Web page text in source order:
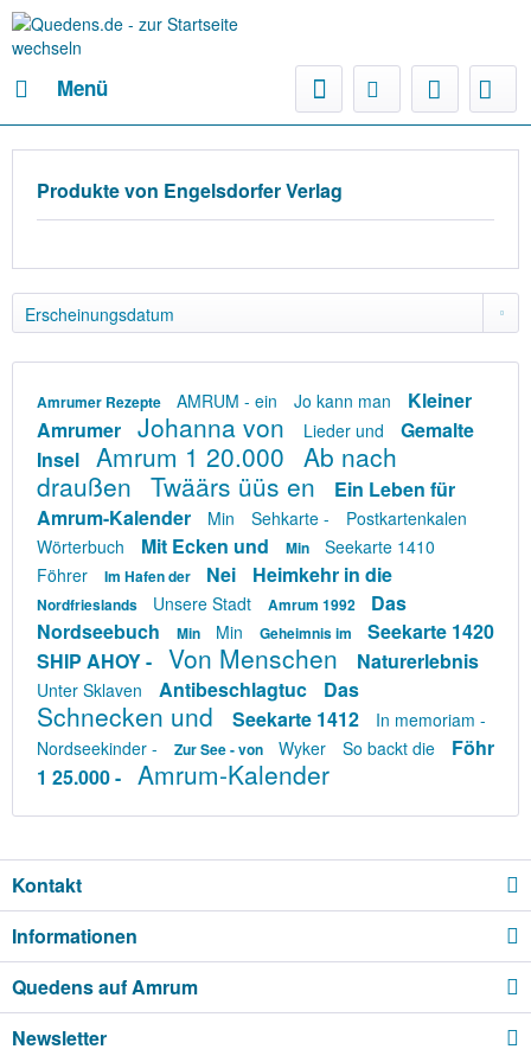
Menü
Produkte von Engelsdorfer Verlag
Amrumer Rezepte AMRUM - ein Jo kann man
Kleiner
Amrumer
Johanna von Lieder und
Gemalte
Insel
Amrum 1 20.000 Ab nach
draußen Twäärs üüs en
Ein Leben für
Amrum-Kalender
Min Sehkarte -
Postkartenkalen
Wörterbuch
Mit Ecken und Min
Seekarte 1410
Föhrer
Im Hafen der Nei Heimkehr in die
Nordfrieslands Unsere Stadt Amrum 1992
Das
Nordseebuch
Min Min Geheimnis im
Seekarte 1420
SHIP AHOY -
Von Menschen Naturerlebnis
Unter Sklaven Antibeschlagtuc Das
Schnecken und Seekarte 1412
In memoriam -
Nordseekinder -
Zur See - von Wyker So backt die
Föhr
1 25.000 -
Amrum-Kalender
Kontakt
Informationen
Quedens auf Amrum
Newsletter